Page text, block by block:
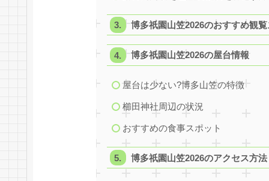
博多祇園山笠2026のおすすめ観覧
博多祇園山笠2026の屋台情報
屋台は少ない?博多山笠の特徴
櫛田神社周辺の状況
おすすめの食事スポット
博多祇園山笠2026のアクセス方法